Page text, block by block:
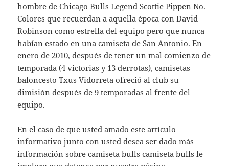
hombre de Chicago Bulls Legend Scottie Pippen No.
Colores que recuerdan a aquella época con David
Robinson como estrella del equipo pero que nunca
habían estado en una camiseta de San Antonio. En
enero de 2010, después de tener un mal comienzo de
temporada (4 victorias y 13 derrotas), camisetas
baloncesto Txus Vidorreta ofreció al club su
dimisión después de 9 temporadas al frente del
equipo.
En el caso de que usted amado este artículo
informativo junto con usted desea ser dado más
información sobrecamiseta bulls camiseta bulls le